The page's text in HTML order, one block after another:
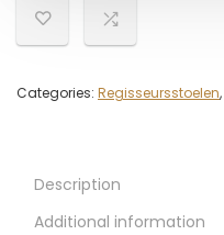
Categories: Regisseursstoelen,
Description
Additional information